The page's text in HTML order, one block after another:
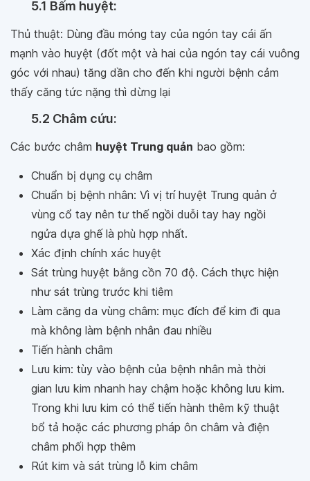
5.1 Bấm huyệt:
Thủ thuật: Dùng đầu móng tay của ngón tay cái ấn
mạnh vào huyệt (đốt một và hai của ngón tay cái vuông
góc với nhau) tăng dần cho đến khi người bệnh cảm
thấy căng tức nặng thì dừng lại
5.2 Châm cứu:
Các bước châm huyệt Trung quản bao gồm:
Chuẩn bị dụng cụ châm
Chuẩn bị bệnh nhân: Vì vị trí huyệt Trung quản ở
vùng cổ tay nên tư thế ngồi duỗi tay hay ngồi
ngửa dựa ghế là phù hợp nhất.
Xác định chính xác huyệt
Sát trùng huyệt bằng cồn 70 độ. Cách thực hiện
như sát trùng trước khi tiêm
Làm căng da vùng châm: mục đích để kim đi qua
mà không làm bệnh nhân đau nhiều
Tiến hành châm
Lưu kim: tùy vào bệnh của bệnh nhân mà thời
gian lưu kim nhanh hay chậm hoặc không lưu kim.
Trong khi lưu kim có thể tiến hành thêm kỹ thuật
bổ tả hoặc các phương pháp ôn châm và điện
châm phối hợp thêm
Rút kim và sát trùng lỗ kim châm